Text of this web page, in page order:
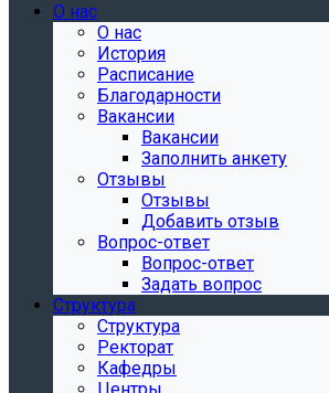
О нас
О нас
История
Расписание
Благодарности
Вакансии
Вакансии
Заполнить анкету
Отзывы
Отзывы
Добавить отзыв
Вопрос-ответ
Вопрос-ответ
Задать вопрос
Структура
Структура
Ректорат
Кафедры